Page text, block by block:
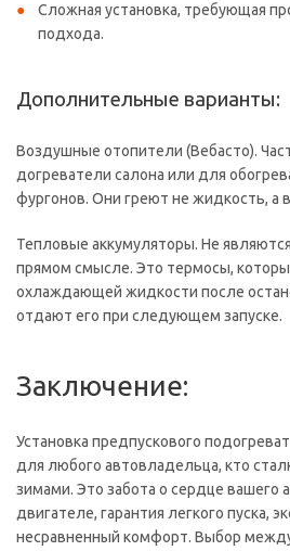
Сложная установка, требующая
подхода.
Дополнительные варианты:
Воздушные отопители (Вебасто).
догреватели салона или для
фургонов. Они греют не жидкость, а
Тепловые аккумуляторы. Не
прямом смысле. Это термосы,
охлаждающей жидкости после
отдают его при следующем запуске.
Заключение:
Установка предпускового
для любого автовладельца, кто
зимами. Это забота о сердце вашего
двигателе, гарантия легкого пуска,
несравненный комфорт. Выбор